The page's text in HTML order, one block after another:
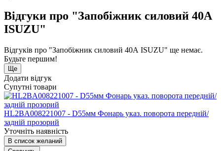
Відгуки про "Запобіжник силовий 40А
ISUZU"
Відгуків про "Запобіжник силовий 40А ISUZU" ще немає.
Будьте першим!
Ще
Додати відгук
Супутні товари
HL2BA008221007 - D55мм Фонарь указ. поворота передній/
задній прозорий
Уточніть наявність
В список желаний